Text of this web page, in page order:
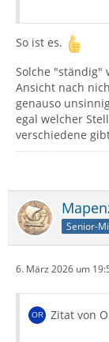
So ist es.
Solche "ständig"
Ansicht nach
genauso
egal welcher
verschiedene
Senior-
6. März 2026 um
Zitat von